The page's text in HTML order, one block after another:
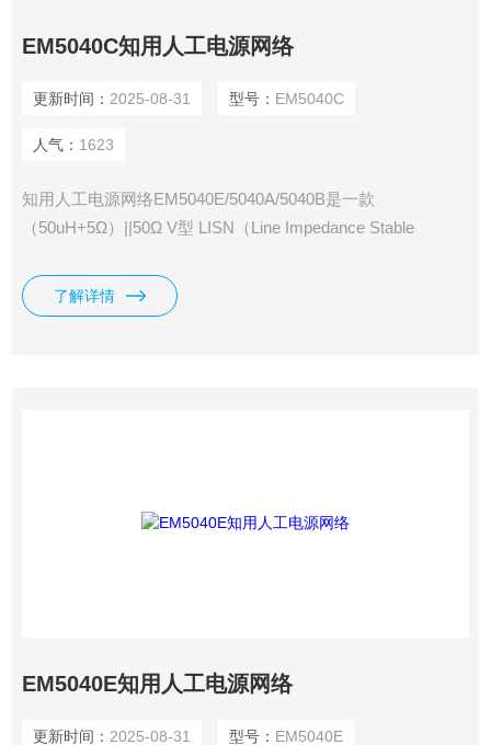
EM5040C知用人工电源网络
更新时间： 2025-08-31 型号： EM5040C
人气： 1623
知用人工电源网络EM5040E/5040A/5040B是一款
（50uH+5Ω）||50Ω V型 LISN（Line Impedance Stable
备端子和参考地之间提供稳定的阻抗，同时又将来自电网的无
用信号与测量电路隔离开,仅将被测试设备的干扰电压耦合到
了解详情
EM5040E知用人工电源网络
更新时间： 2025-08-31 型号： EM5040E